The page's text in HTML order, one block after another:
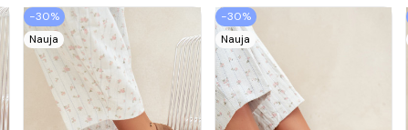
−30%
Nauja
−30%
Nauja